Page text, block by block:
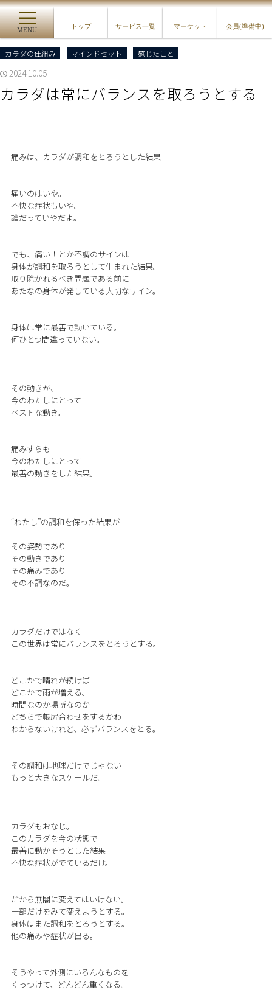
MENU
トップ サービス一覧 マーケット 会員(準備中)
カラダの仕組み マインドセット 感じたこと
2024.10.05
カラダは常にバランスを取ろうとする
痛みは、カラダが調和をとろうとした結果
痛いのはいや。
不快な症状もいや。
誰だっていやだよ。
でも、痛い！とか不調のサインは
身体が調和を取ろうとして生まれた結果。
取り除かれるべき問題である前に
あたなの身体が発している大切なサイン。
身体は常に最善で動いている。
何ひとつ間違っていない。
その動きが、
今のわたしにとって
ベストな動き。
痛みすらも
今のわたしにとって
最善の動きをした結果。
“わたし”の調和を保った結果が
その姿勢であり
その動きであり
その痛みであり
その不調なのだ。
カラダだけではなく
この世界は常にバランスをとろうとする。
どこかで晴れが続けば
どこかで雨が増える。
時間なのか場所なのか
どちらで帳尻合わせをするかわ
わからないけれど、必ずバランスをとる。
その調和は地球だけでじゃない
もっと大きなスケールだ。
カラダもおなじ。
このカラダを今の状態で
最善に動かそうとした結果
不快な症状がでているだけ。
だから無闇に変えてはいけない。
一部だけをみて変えようとする。
身体はまた調和をとろうとする。
他の痛みや症状が出る。
そうやって外側にいろんなものを
くっつけて、どんどん重くなる。